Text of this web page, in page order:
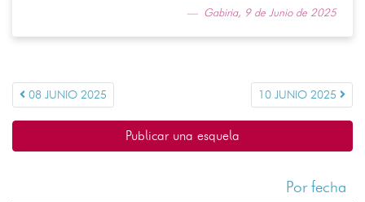
Gabiria, 9 de Junio de 2025
08 JUNIO 2025 10 JUNIO 2025
Publicar una esquela
Por fecha